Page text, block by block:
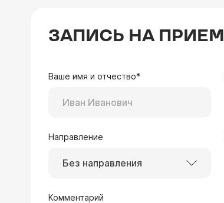
ЗАПИСЬ НА ПРИЕМ
Ваше имя и отчество*
Направление
Без направления
Комментарий